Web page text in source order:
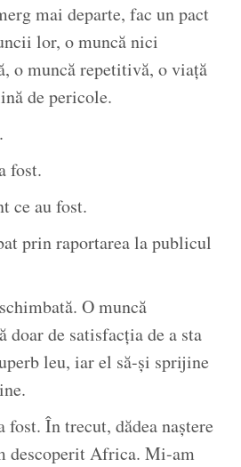
mai departe, fac un pact
lor, o muncă nici
o muncă repetitivă, o viață
de pericole.
fost.
ce au fost.
prin raportarea la publicul
O muncă
doar de satisfacția de a sta
leu, iar el să-și sprijine
În trecut, dădea naștere
descoperit Africa. Mi-am